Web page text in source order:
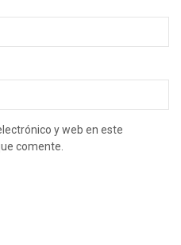
y web en este
comente.